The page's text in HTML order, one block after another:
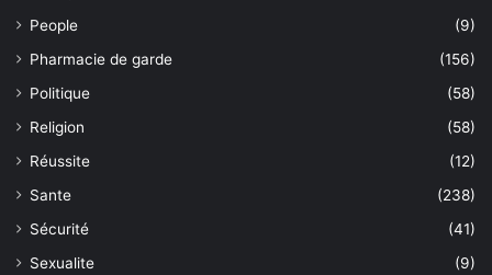
People
(9)
Pharmacie de garde
(156)
Politique
(58)
Religion
(58)
Réussite
(12)
Sante
(238)
Sécurité
(41)
Sexualite
(9)